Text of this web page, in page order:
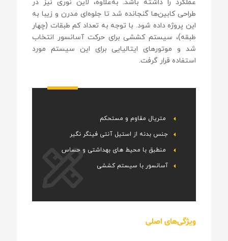
عملکرد را داشته باشد. به‌علاوه، لاین نوری نیز در
طراحی کابین‌ها گنجانده شد تا جلوه‌ای مدرن و زیبا به
این پروژه داده شود. با توجه به تعداد کم طبقات (چهار
طبقه)، سیستم کششی برای حرکت آسانسور انتخاب
شد و موتورهای ایتالیایی برای این سیستم مورد
استفاده قرار گرفت.
متریال مقاوم و مستحکم
جنس بدنه از استیل آنتی فینگر نگیر
منطبق با محیط های بهداشتی و حساس
آسانسور با سیستم کششی
ویژگی‌های اصلی